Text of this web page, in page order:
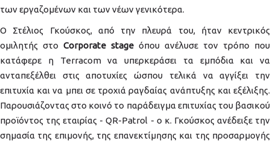
των εργαζομένων και των νέων γενικότερα.
Ο Στέλιος Γκούσκος, από την πλευρά του, ήταν κεντρικός
ομιλητής στο Corporate stage όπου ανέλυσε τον τρόπο που
κατάφερε η Terracom να υπερκεράσει τα εμπόδια και να
ανταπεξέλθει στις αποτυχίες ώσπου τελικά να αγγίξει την
επιτυχία και να μπει σε τροχιά ραγδαίας ανάπτυξης και εξέλιξης.
Παρουσιάζοντας στο κοινό το παράδειγμα επιτυχίας του βασικού
προϊόντος της εταιρίας - QR-Patrol - ο κ. Γκούσκος ανέδειξε την
σημασία της επιμονής, της επανεκτίμησης και της προσαρμογής